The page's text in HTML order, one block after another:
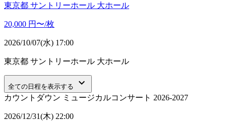
東京都 サントリーホール 大ホール
20,000 円〜/枚
2026/10/07(水) 17:00
東京都 サントリーホール 大ホール
全ての日程を表示する keyboard_arrow_down
カウントダウン ミュージカルコンサート 2026-2027
2026/12/31(木) 22:00